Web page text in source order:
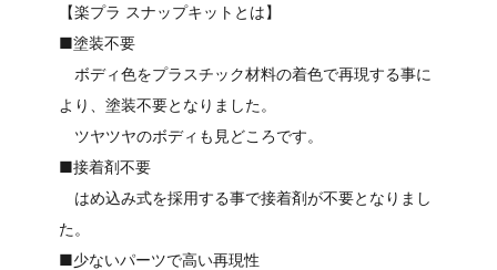
【楽プラ スナップキットとは】
■塗装不要
ボディ色をプラスチック材料の着色で再現する事に
より、塗装不要となりました。
ツヤツヤのボディも見どころです。
■接着剤不要
はめ込み式を採用する事で接着剤が不要となりまし
た。
■少ないパーツで高い再現性